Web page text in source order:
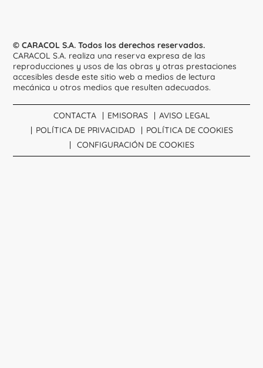
© CARACOL S.A. Todos los derechos reservados.
CARACOL S.A. realiza una reserva expresa de las
reproducciones y usos de las obras y otras prestaciones
accesibles desde este sitio web a medios de lectura
mecánica u otros medios que resulten adecuados.
CONTACTA EMISORAS
AVISO LEGAL
POLÍTICA DE PRIVACIDAD
POLÍTICA DE COOKIES
CONFIGURACIÓN DE COOKIES